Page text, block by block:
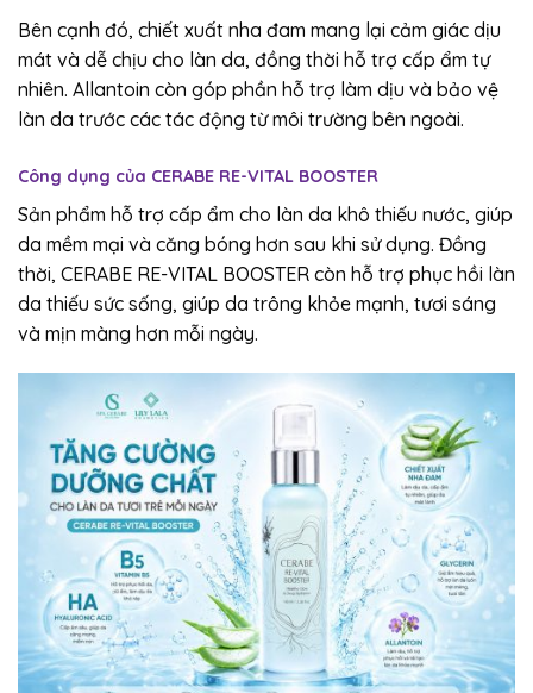
Bên cạnh đó, chiết xuất nha đam mang lại cảm giác dịu
mát và dễ chịu cho làn da, đồng thời hỗ trợ cấp ẩm tự
nhiên. Allantoin còn góp phần hỗ trợ làm dịu và bảo vệ
làn da trước các tác động từ môi trường bên ngoài.
Công dụng của CERABE RE-VITAL BOOSTER
Sản phẩm hỗ trợ cấp ẩm cho làn da khô thiếu nước, giúp
da mềm mại và căng bóng hơn sau khi sử dụng. Đồng
thời, CERABE RE-VITAL BOOSTER còn hỗ trợ phục hồi làn
da thiếu sức sống, giúp da trông khỏe mạnh, tươi sáng
và mịn màng hơn mỗi ngày.